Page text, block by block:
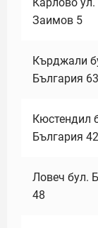
Заимов 5
Кърджали
България 63
Кюстендил
България 42
Ловеч бул.
48